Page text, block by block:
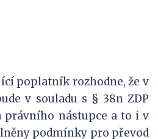
poplatník rozhodne, že v
v souladu s § 38n ZDP
právního nástupce a to i v
podmínky pro převod